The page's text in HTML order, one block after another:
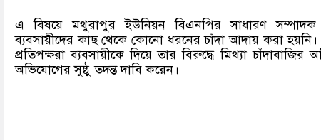
এ বিষয়ে মথুরাপুর ইউনিয়ন বিএনপির সাধারণ
ব্যবসায়ীদের কাছ থেকে কোনো ধরনের চাঁদা আদায় করা
প্রতিপক্ষরা ব্যবসায়ীকে দিয়ে তার বিরুদ্ধে মিথ্যা
অভিযোগের সুষ্ঠু তদন্ত দাবি করেন।